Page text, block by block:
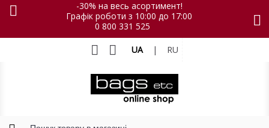
-30% на весь асортимент!
Графік роботи з 10:00 до 17:00
0 800 331 525
UA | RU